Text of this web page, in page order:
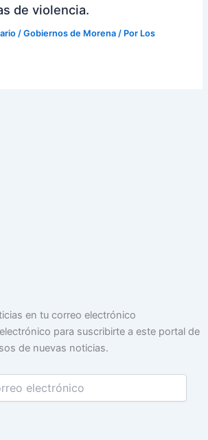
de violencia.
/Gobiernos de Morena / Por Los
en tu correo electrónico
para suscribirte a este portal de
de nuevas noticias.